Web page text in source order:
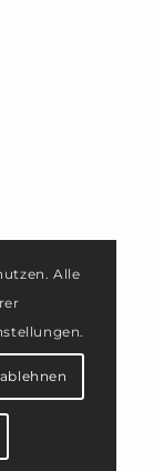
Alle